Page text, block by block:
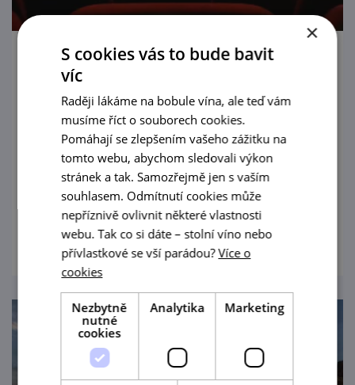
Na operu do Národního divadla po celý
1. 1. — 31. 12. '26
Brněnská opera vstupuje do nové sezony s
pestrým programem, který potěší milovníky
klasiky i rodiny s dětmi.
prohlédnout
×
S cookies vás to bude bavit
víc
Raději lákáme na bobule vína, ale teď vám
musíme říct o souborech cookies.
Pomáhají se zlepšením vašeho zážitku na
tomto webu, abychom sledovali výkon
stránek a tak. Samozřejmě jen s vaším
souhlasem. Odmítnutí cookies může
nepříznivě ovlivnit některé vlastnosti
webu. Tak co si dáte – stolní víno nebo
přívlastkové se vší parádou?Více o
cookies
Nezbytně
nutné
cookies
Analytika Marketing